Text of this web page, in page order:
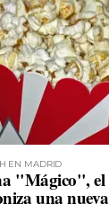
EN MADRID
"Mágico",
una nueva